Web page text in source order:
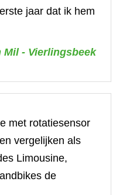
jaar dat ik hem
Mil - Vierlingsbeek
met rotatiesensor
vergelijken als
Limousine,
de